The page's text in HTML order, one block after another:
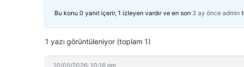
Bu konu 0 yanıt içerir, 1 izleyen vardır ve en son 3 ay önce admin
1 yazı görüntüleniyor (toplam 1)
10/05/2026: 10:16 pm